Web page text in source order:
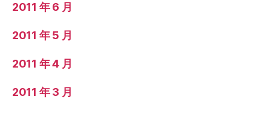
2011 年 6 月
2011 年 5 月
2011 年 4 月
2011 年 3 月